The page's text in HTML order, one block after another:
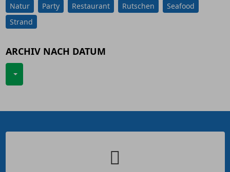
Natur
Party Restaurant Rutschen
Seafood
Strand
ARCHIV NACH DATUM